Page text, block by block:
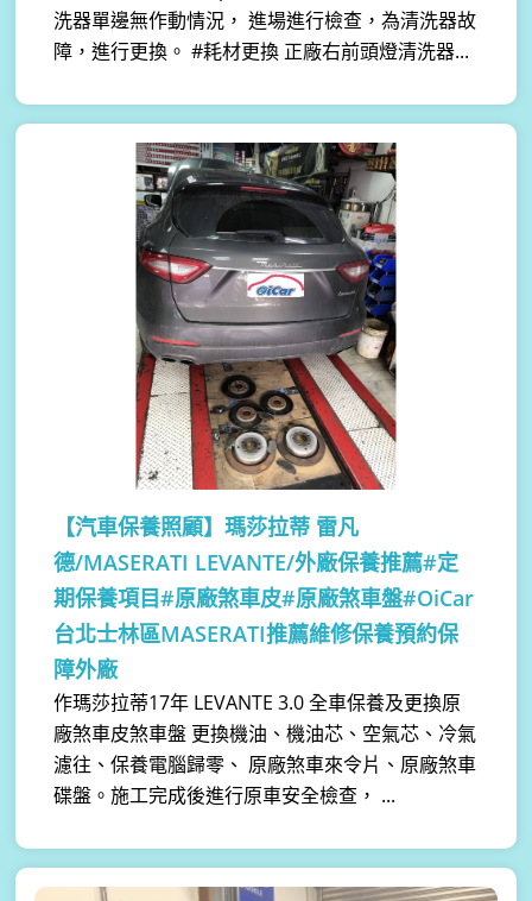
洗器單邊無作動情況， 進場進行檢查，為清洗器故
障，進行更換。 #耗材更換 正廠右前頭燈清洗器...
【汽車保養照顧】瑪莎拉蒂 雷凡
德/MASERATI LEVANTE/外廠保養推薦#定
期保養項目#原廠煞車皮#原廠煞車盤#OiCar
台北士林區MASERATI推薦維修保養預約保
障外廠
作瑪莎拉蒂17年 LEVANTE 3.0 全車保養及更換原
廠煞車皮煞車盤 更換機油、機油芯、空氣芯、冷氣
濾往、保養電腦歸零、 原廠煞車來令片、原廠煞車
碟盤。施工完成後進行原車安全檢查， ...